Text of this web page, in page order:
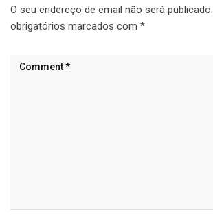
O seu endereço de email não será publicado.
obrigatórios marcados com *